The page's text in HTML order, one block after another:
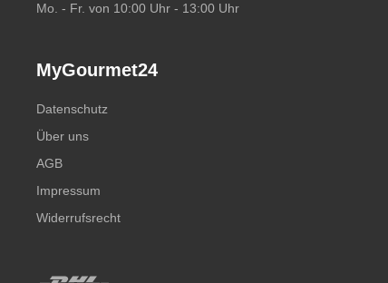
Mo. - Fr. von 10:00 Uhr - 13:00 Uhr
MyGourmet24
Datenschutz
Über uns
AGB
Impressum
Widerrufsrecht